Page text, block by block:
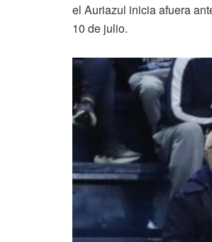
el Auriazul inicia afuera
10 de julio.